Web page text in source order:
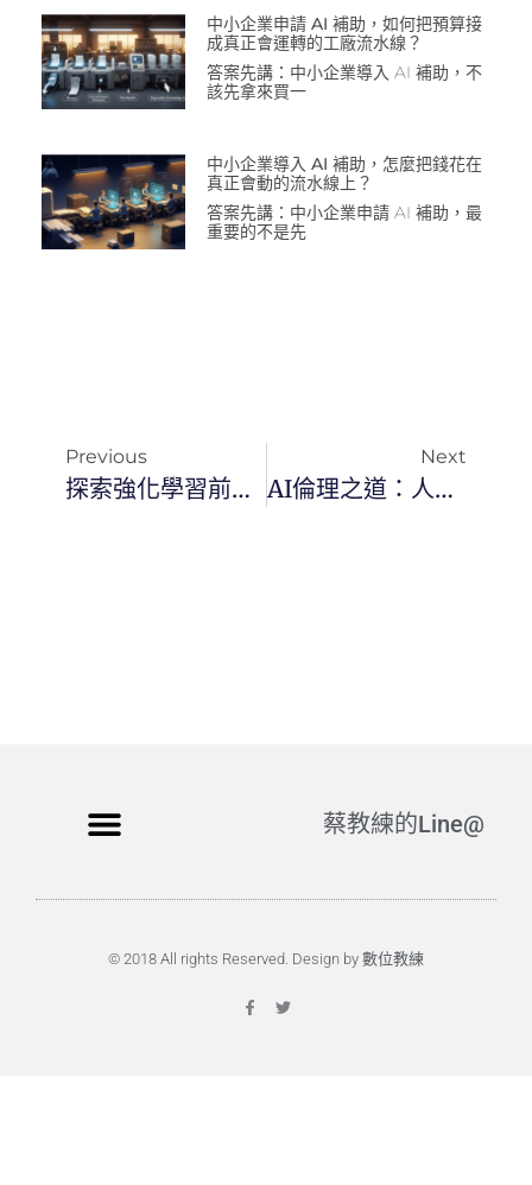
中小企業申請 AI 補助，如何把預算接
成真正會運轉的工廠流水線？
答案先講：中小企業導入 AI 補助，不
該先拿來買一
中小企業導入 AI 補助，怎麼把錢花在
真正會動的流水線上？
答案先講：中小企業申請 AI 補助，最
重要的不是先
Previous
探索強化學習前沿技術：深入了解模型優化與演算法設計
Next
AI倫理之道：人工智慧如何維護道德與價值觀？
蔡教練的Line@
© 2018 All rights Reserved. Design by 數位教練